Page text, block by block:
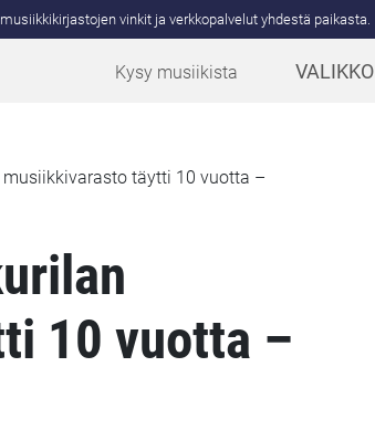
vinkit ja verkkopalvelut yhdestä paikasta.
Kysy musiikista VALIKKO
täytti 10 vuotta –
10 vuotta –